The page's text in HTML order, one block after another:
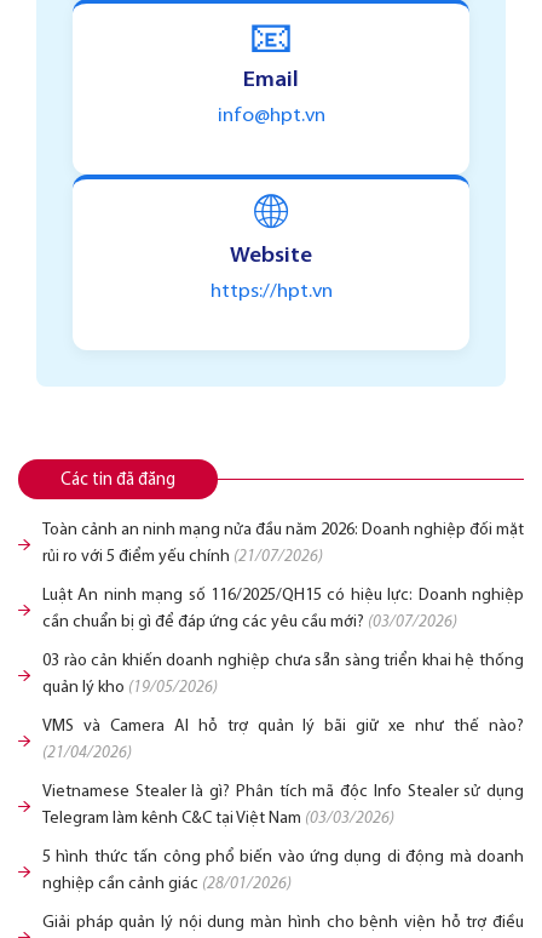
📧
Email
info@hpt.vn
🌐
Website
https://hpt.vn
Các tin đã đăng
Toàn cảnh an ninh mạng nửa đầu năm 2026: Doanh nghiệp đối mặt
rủi ro với 5 điểm yếu chính (21/07/2026)
Luật An ninh mạng số 116/2025/QH15 có hiệu lực: Doanh nghiệp
cần chuẩn bị gì để đáp ứng các yêu cầu mới? (03/07/2026)
03 rào cản khiến doanh nghiệp chưa sẵn sàng triển khai hệ thống
quản lý kho (19/05/2026)
VMS và Camera AI hỗ trợ quản lý bãi giữ xe như thế nào?
(21/04/2026)
Vietnamese Stealer là gì? Phân tích mã độc Info Stealer sử dụng
Telegram làm kênh C&C tại Việt Nam (03/03/2026)
5 hình thức tấn công phổ biến vào ứng dụng di động mà doanh
nghiệp cần cảnh giác (28/01/2026)
Giải pháp quản lý nội dung màn hình cho bệnh viện hỗ trợ điều